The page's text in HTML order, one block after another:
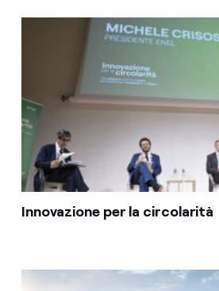
Innovazione per la circolarità